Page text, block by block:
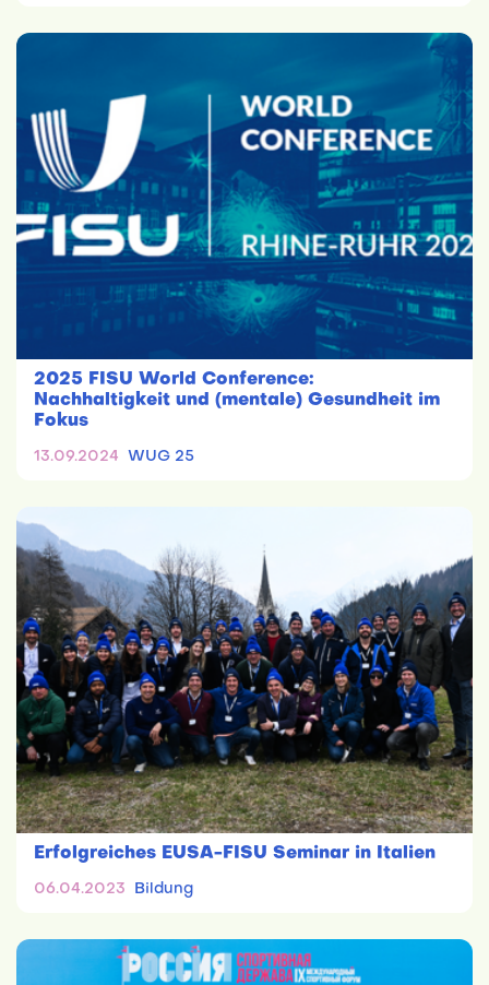
2025 FISU World Conference:
Nachhaltigkeit und (mentale) Gesundheit im
Fokus
13.09.2024 WUG 25
Erfolgreiches EUSA-FISU Seminar in Italien
06.04.2023 Bildung